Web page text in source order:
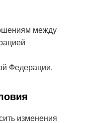
между
Федерации.
изменения